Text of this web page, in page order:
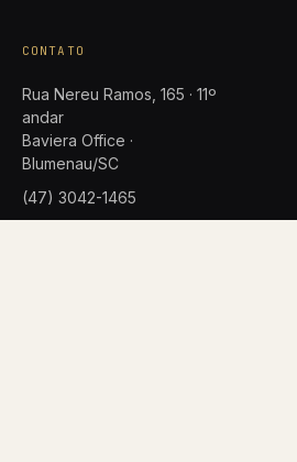
CONTATO
Rua Nereu Ramos, 165 · 11º
andar
Baviera Office ·
Blumenau/SC
(47) 3042-1465